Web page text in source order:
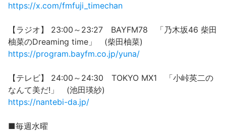
https://x.com/fmfuji_timechan
【ラジオ】 23:00～23:27 BAYFM78 「乃木坂46 柴田
柚菜のDreaming time」 (柴田柚菜)
https://program.bayfm.co.jp/yuna/
【テレビ】 24:00～24:30 TOKYO MX1 「小峠英二の
なんて美だ!」 (池田瑛紗)
https://nantebi-da.jp/
■毎週水曜